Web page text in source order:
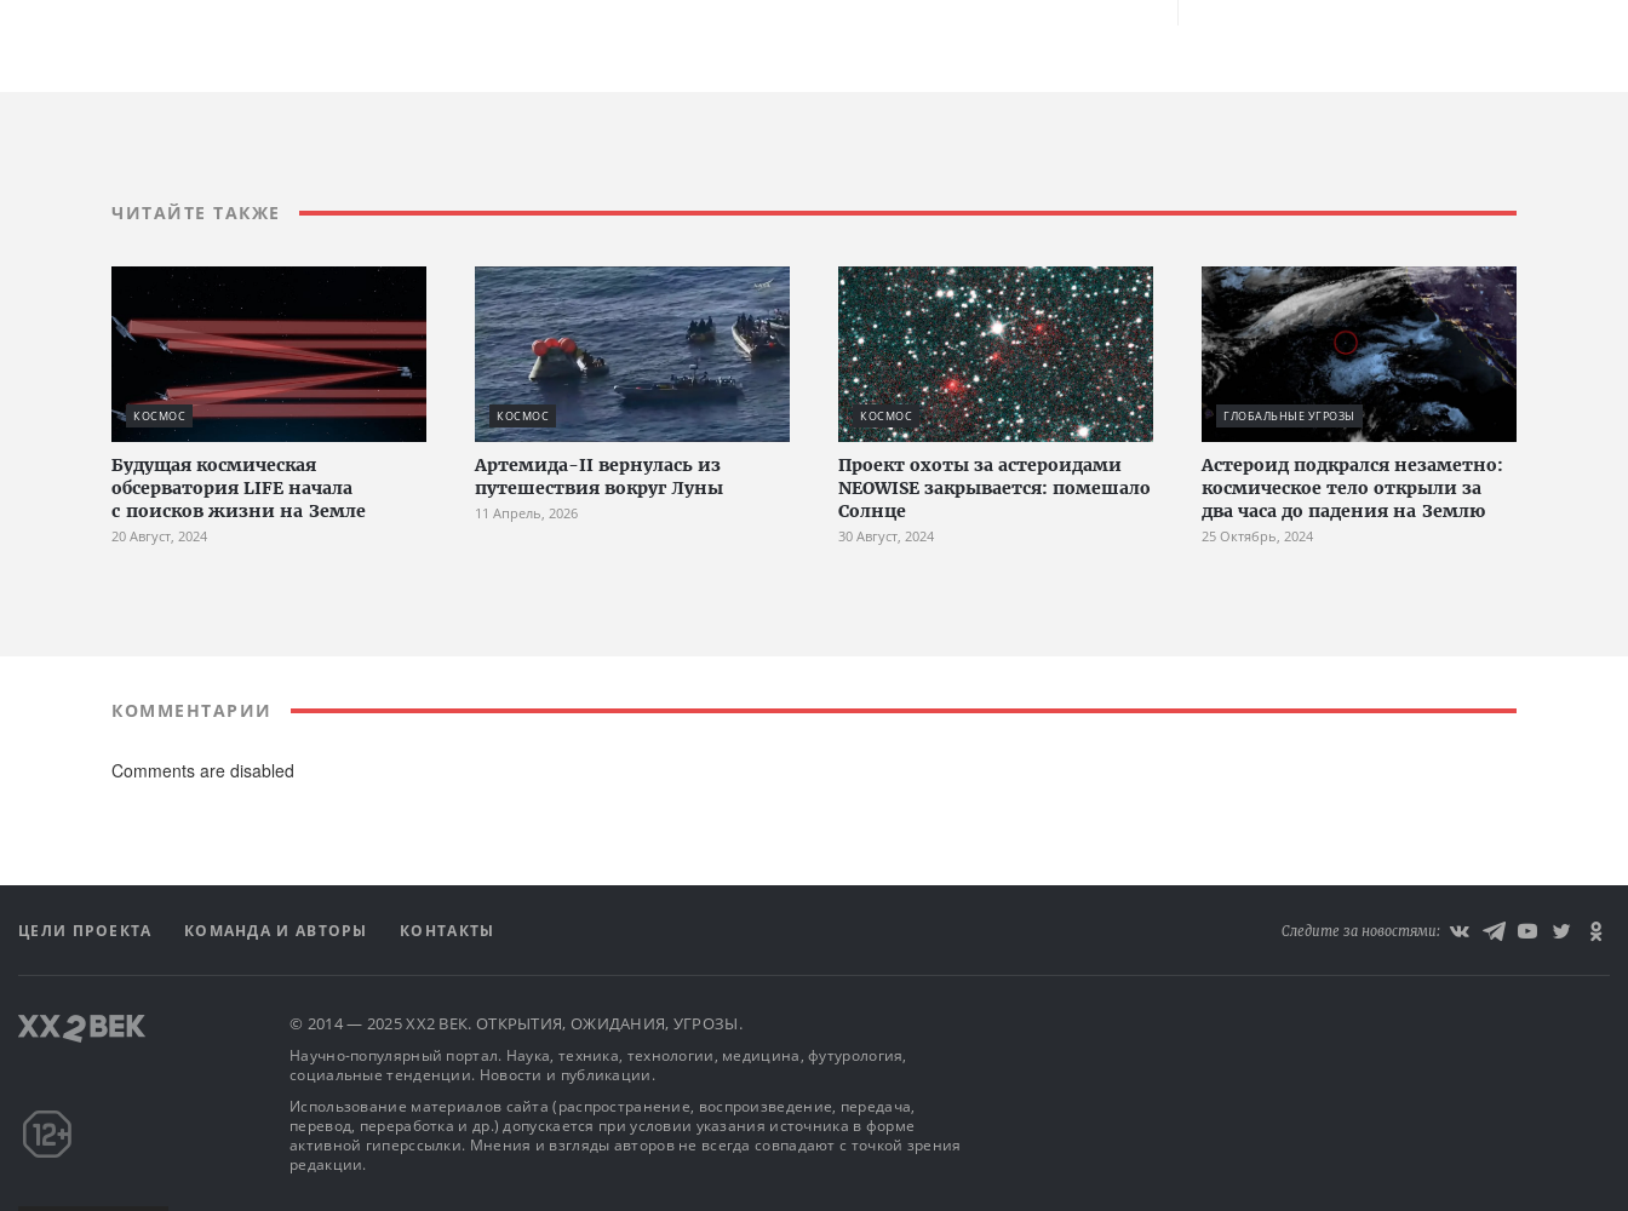
ЧИТАЙТЕ ТАКЖЕ
КОСМОС
Будущая космическая
обсерватория LIFE начала
с поисков жизни на Земле
20 Август, 2024
КОСМОС
Артемида-II вернулась из
путешествия вокруг Луны
11 Апрель, 2026
КОСМОС
Проект охоты за астероидами
NEOWISE закрывается: помешало
Солнце
30 Август, 2024
ГЛОБАЛЬНЫЕ УГРОЗЫ
Астероид подкрался незаметно:
космическое тело открыли за
два часа до падения на Землю
25 Октябрь, 2024
КОММЕНТАРИИ
Comments are disabled
ЦЕЛИ ПРОЕКТА КОМАНДА И АВТОРЫ КОНТАКТЫ Следите за новостями:
© 2014 — 2025 XX2 ВЕК. ОТКРЫТИЯ, ОЖИДАНИЯ, УГРОЗЫ.
Научно-популярный портал. Наука, техника, технологии, медицина, футурология,
социальные тенденции. Новости и публикации.
Использование материалов сайта (распространение, воспроизведение, передача,
перевод, переработка и др.) допускается при условии указания источника в форме
активной гиперссылки. Мнения и взгляды авторов не всегда совпадают с точкой зрения
редакции.